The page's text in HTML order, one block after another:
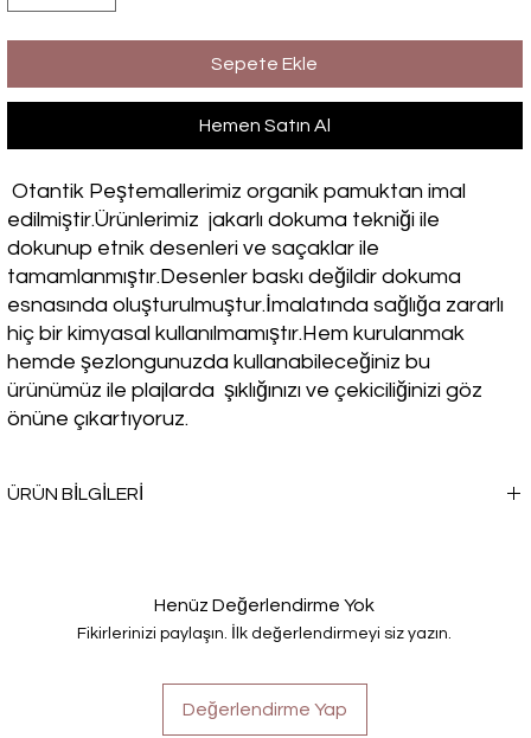
Sepete Ekle
Hemen Satın Al
Otantik Peştemallerimiz organik pamuktan imal
edilmiştir.Ürünlerimiz jakarlı dokuma tekniği ile
dokunup etnik desenleri ve saçaklar ile
tamamlanmıştır.Desenler baskı değildir dokuma
esnasında oluşturulmuştur.İmalatında sağlığa zararlı
hiç bir kimyasal kullanılmamıştır.Hem kurulanmak
hemde şezlongunuzda kullanabileceğiniz bu
ürünümüz ile plajlarda şıklığınızı ve çekiciliğinizi göz
önüne çıkartıyoruz.
ÜRÜN BİLGİLERİ
Henüz Değerlendirme Yok
Fikirlerinizi paylaşın. İlk değerlendirmeyi siz yazın.
Değerlendirme Yap